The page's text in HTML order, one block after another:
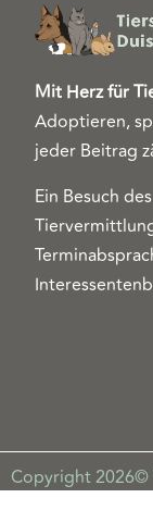
Mit Herz für
Adoptieren,
jeder Beitrag
Ein Besuch
Copyright 2026©